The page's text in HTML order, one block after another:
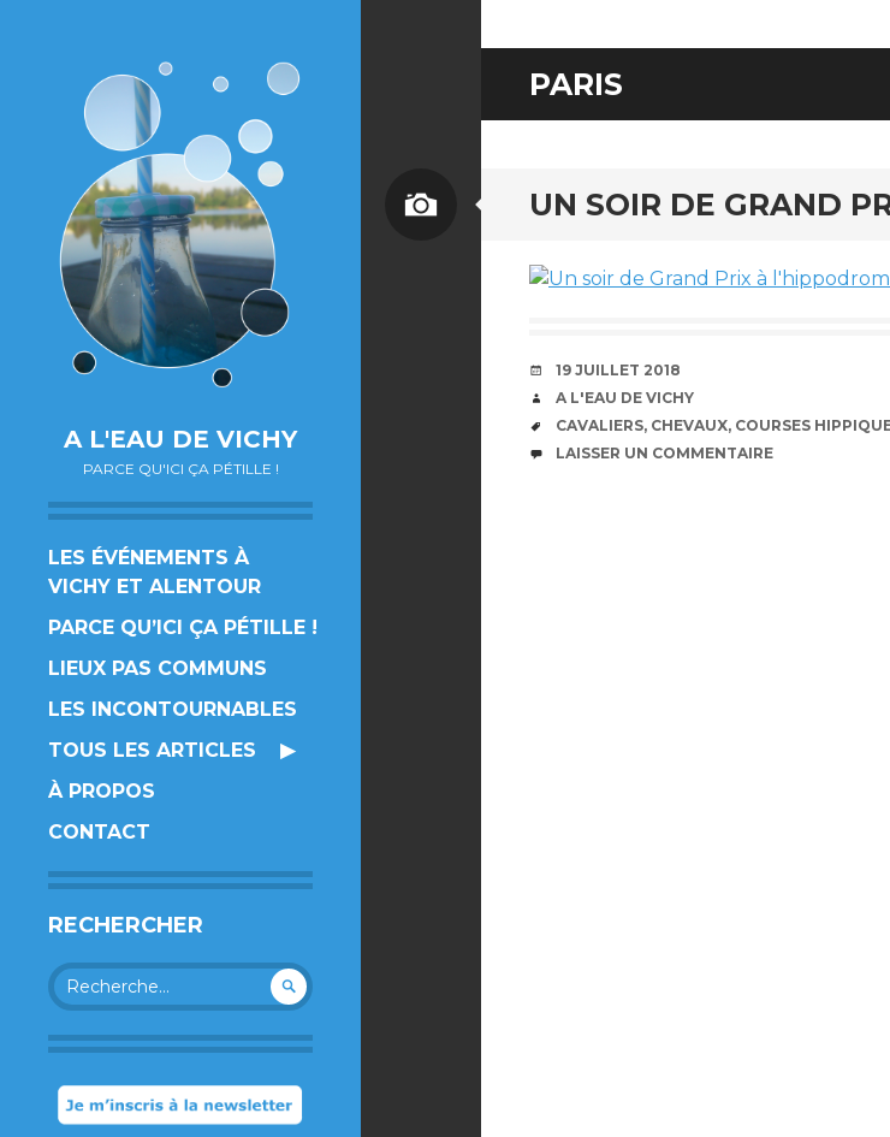
A L'EAU DE VICHY
PARCE QU'ICI ÇA PÉTILLE !
LES ÉVÉNEMENTS À
VICHY ET ALENTOUR
PARCE QU’ICI ÇA PÉTILLE !
LIEUX PAS COMMUNS
LES INCONTOURNABLES
TOUS LES ARTICLES
À PROPOS
CONTACT
RECHERCHER
Rechercher :
PARIS
UN SOIR DE GRAND
Image
DATE
19 JUILLET 2018
AUTEUR
A L'EAU DE VICHY
ÉTIQUETTES
CAVALIERS, CHEVAUX, COURSES
COMMENTAIRES
LAISSER UN COMMENTAIRE